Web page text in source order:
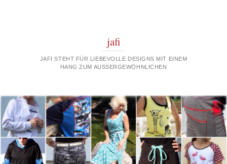
jafi
JAFI STEHT FÜR LIEBEVOLLE DESIGNS MIT EINEM
HANG ZUM AUSSERGEWÖHNLICHEN